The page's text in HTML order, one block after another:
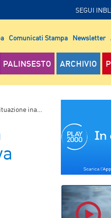
SEGUI
Comunicati Stampa Newsletter
PALINSESTO ARCHIVIO
va risolta